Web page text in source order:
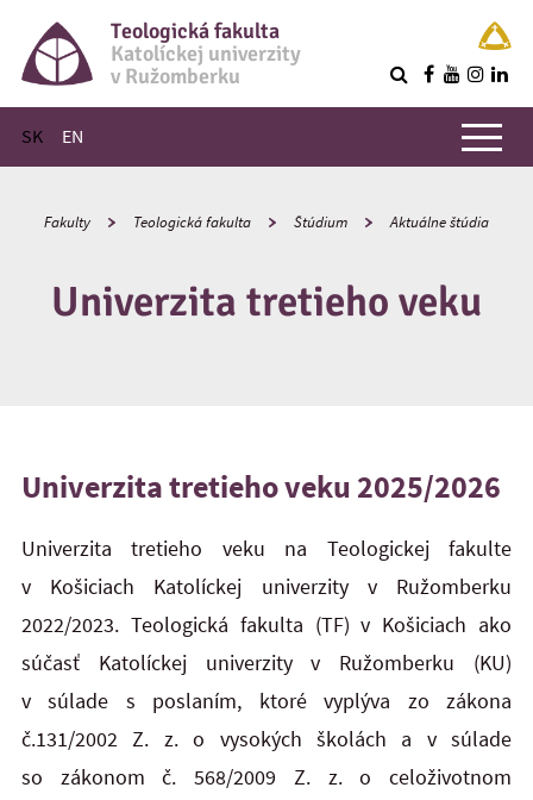
Teologická fakulta
Katolíckej univerzity
v Ružomberku
SK EN
Hlavné menu
Fakulty Teologická fakulta Štúdium Aktuálne štúdia
Univerzita tretieho veku
Univerzita tretieho veku 2025/2026
Univerzita tretieho veku na Teologickej fakulte
v Košiciach Katolíckej univerzity v Ružomberku
2022/2023. Teologická fakulta (TF) v Košiciach ako
súčasť Katolíckej univerzity v Ružomberku (KU)
v súlade s poslaním, ktoré vyplýva zo zákona
č.131/2002 Z. z. o vysokých školách a v súlade
so zákonom č. 568/2009 Z. z. o celoživotnom